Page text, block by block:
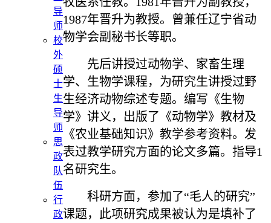
导
师
校
外
硕
士
生
导
师
思
政
队
伍
行
政
1987年晋升为教授。曾兼任辽宁省动
物学会副秘书长等职。
先后讲授过动物学、家畜生理
学、生物学课程，为研究生讲授过野
生经济动物综述专题。编写《生物
学》讲义，出版了《动物学》教材及
《农业基础知识》教学参考资料。发
表过教学研究方面的论文多篇。指导1
名研究生。
科研方面，参加了“毛人的研究”
课题，此项研究成果被认为是填补了